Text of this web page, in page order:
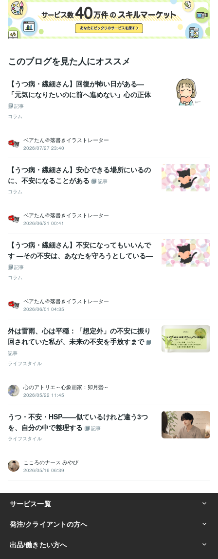
このブログを見た人にオススメ
【うつ病・繊細さん】回復が怖い日がある―
「元気になりたいのに前へ進めない」心の正体
記事
コラム
ベアたん＠落書きイラストレーター
2026/07/27 23:40
【うつ病・繊細さん】安心できる場所にいるの
に、不安になることがある
記事
コラム
ベアたん＠落書きイラストレーター
2026/06/21 00:41
【うつ病・繊細さん】不安になってもいいんで
す —その不安は、あなたを守ろうとしている—
記事
コラム
ベアたん＠落書きイラストレーター
2026/06/01 04:35
外は雷雨、心は平穏：「想定外」の不安に振り
回されていた私が、未来の不安を手放すまで
記事
ライフスタイル
心のアトリエ～心象画家：卯月螢～
2026/05/22 11:45
うつ・不安・HSP――似ているけれど違う3つ
を、自分の中で整理する
記事
ライフスタイル
こころのナース みやび
2026/05/16 06:39